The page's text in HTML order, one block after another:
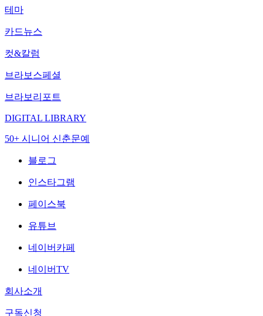
테마
카드뉴스
컷&칼럼
브라보스페셜
브라보리포트
DIGITAL LIBRARY
50+ 시니어 신춘문예
블로그
인스타그램
페이스북
유튜브
네이버카페
네이버TV
회사소개
구독신청